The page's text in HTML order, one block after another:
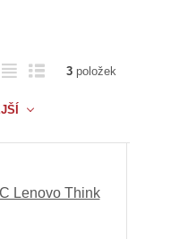
T
b
o
ý
3položek
Lenovo Think